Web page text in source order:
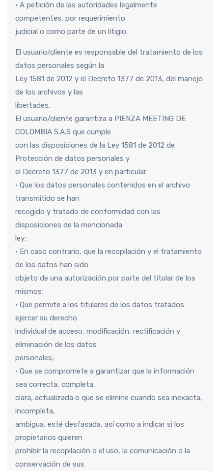
• A petición de las autoridades legalmente
competentes, por requerimiento
judicial o como parte de un litigio.
El usuario/cliente es responsable del tratamiento de los
datos personales según la
Ley 1581 de 2012 y el Decreto 1377 de 2013, del manejo
de los archivos y las
libertades.
El usuario/cliente garantiza a PIENZA MEETING DE
COLOMBIA S.A.S que cumple
con las disposiciones de la Ley 1581 de 2012 de
Protección de datos personales y
el Decreto 1377 de 2013 y en particular:
• Que los datos personales contenidos en el archivo
transmitido se han
recogido y tratado de conformidad con las
disposiciones de la mencionada
ley;
• En caso contrario, que la recopilación y el tratamiento
de los datos han sido
objeto de una autorización por parte del titular de los
mismos;
• Que permite a los titulares de los datos tratados
ejercer su derecho
individual de acceso, modificación, rectificación y
eliminación de los datos
personales;
• Que se compromete a garantizar que la información
sea correcta, completa,
clara, actualizada o que se elimine cuando sea inexacta,
incompleta,
ambigua, esté desfasada, así como a indicar si los
propietarios quieren
prohibir la recopilación o el uso, la comunicación o la
conservación de sus